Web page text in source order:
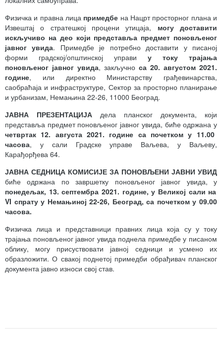
Физичка и правна лица примедбе на Нацрт просторног плана и
Извештај о стратешкој процени утицаја, могу доставити
искључиво на део који представља предмет поновљеног
јавног увида. Примедбе је потребно доставити у писаној
форми градској/општинској управи у току трајања
поновљеног јавног увида, закључно са 20. августом 2021.
године, или директно Министарству грађевинарства,
саобраћаја и инфраструктуре, Сектор за просторно планирање
и урбанизам, Немањина 22-26, 11000 Београд.
ЈАВНА ПРЕЗЕНТАЦИЈА дела планског документа, који
представља предмет поновљеног јавног увида, биће одржана у
четвртак 12. августа 2021. године са почеткому 11.00
часова, у сали Градске управе Ваљева, у Ваљеву,
Карађорђева 64.
ЈАВНА СЕДНИЦА КОМИСИЈЕ ЗА ПОНОВЉЕНИ ЈАВНИ УВИД
биће одржана по завршетку поновљеног јавног увида, у
понедељак, 13. септембра 2021. године, у Великој сали на
VI спрату у Немањиној 22-26, Београд, са почеткому 09.00
часова.
Физичка лица и представници правних лица која су у току
трајања поновљеног јавног увида поднела примедбе у писаном
облику, могу присуствовати јавној седници и усмено их
образложити. О свакој поднетој примедби обрађивач планског
документа јавно износи свој став.